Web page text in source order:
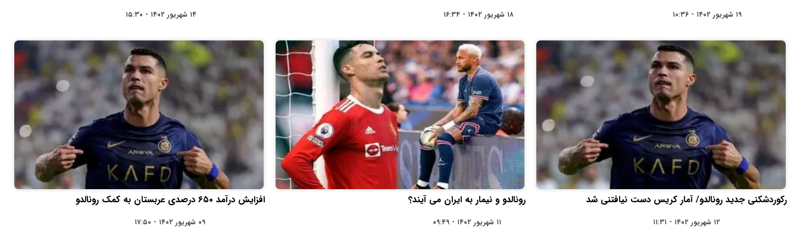
۱۹ شهریور ۱۴۰۲ - ۱۰:۳۶ ۱۸ شهریور ۱۴۰۲ - ۱۶:۳۴ ۱۴ شهریور ۱۴۰۲ - ۱۵:۳۰
رکوردشکنی جدید رونالدو/ آمار کریس دست نیافتنی شد
۱۲ شهریور ۱۴۰۲ - ۱۱:۳۱
رونالدو و نیمار به ایران می آیند؟
۱۱ شهریور ۱۴۰۲ - ۰۹:۴۹
افزایش درآمد ۶۵۰ درصدی عربستان به کمک رونالدو
۰۹ شهریور ۱۴۰۲ - ۱۷:۵۰